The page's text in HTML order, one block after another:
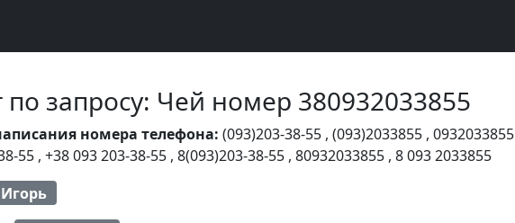
по запросу: Чей номер 380932033855
номера телефона: (093)203-38-55 , (093)2033855 , 0932033855
55 , +38 093 203-38-55 , 8(093)203-38-55 , 80932033855 , 8 093 2033855
Игорь